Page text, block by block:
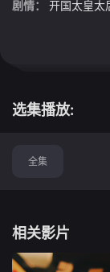
剧情：
开国太皇太
选集播放:
全集
相关影片